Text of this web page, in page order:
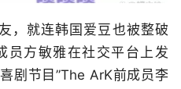
，就连韩国爱豆也被整破
员方敏雅在社交平台上发
剧节目”The ArK前成员李